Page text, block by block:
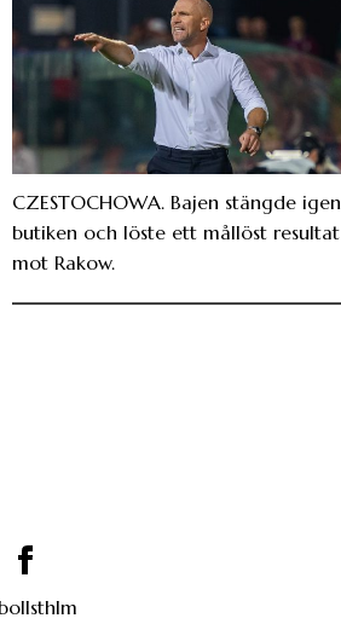
CZESTOCHOWA. Bajen stängde igen
butiken och löste ett mållöst resultat
mot Rakow.